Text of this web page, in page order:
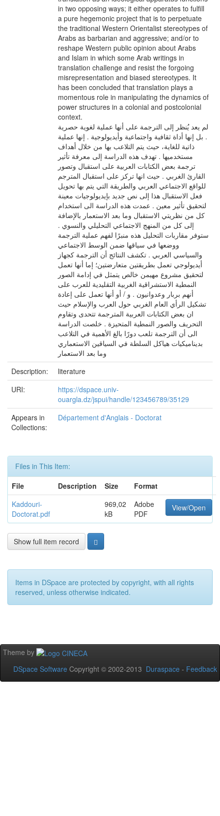
in two opposing ways; it either operates to fulfill
a pure hegemonic project that is to perpetuate
the traditional Western Orientalist stereotypes of
Arabs as barbarian and aggressive; and/or to
reshape Western public opinion about Arabs
and Islam in which some Arab writings in
translation challenge and resist the forgoing
misrepresentation and biased stereotypes. It
has been concluded that translation plays a
momentous role in manipulating the dynamics of
power structures in a colonial and postcolonial
context.
لم يعد يُنظر إلى الترجمة على أنها عملية لغوية حصرية
. بل إنها أداة ثقافية واجتماعية وأيديولوجية . إنها عملية
ذاتية للغاية، حيث يتم التلاعب بها من خلال أهداف
مستخدميها . تهدف هذه الدراسة إلى معرفة تأثير
ترجمة بعض الكتابات العربية على استقبال وتصور
القارئ الغربي . حيث انها تركز على استقبال المترجم
للواقع الاجتماعي العربي والطريقة التي يتم بها تحويل
فعل الاستقبال هذا إلى نص جديد بإيديولوجيات معينة
لتحقيق تأثير معين . عمدت هذه الدراسة الى استخدام
كل من نظريتي الاستقبال وما بعد الاستعمار بالإضافة
إلى كل من المنهج الاجتماعي التحليلي والنسوي .
ستوفر مقاربات التحليل هذه منبرًا لفهم عملية الترجمة
ووضعها في سياقها ضمن الوسط الاجتماعي
والسياسي العربي . تكشف النتائج أن الترجمة كجهاز
أيديولوجي تعمل بطريقتين متعارضتين؛ إما أنها تعمل
لتحقيق مشروع مهيمن خالص يتمثل في إدامة الصور
النمطية الاستشراقية الغربية التقليدية للعرب على
أنهم بربار وعدوانيون . و / أو أنها تعمل على إعادة
تشكيل الرأي العام الغربي حول العرب والإسلام حيث
ان بعض الكتابات العربية المترجمة تتحدى وتقاوم
التحريف والصور النمطية المتحيزة . خلصت الدراسة
الى أن الترجمة تلعب دورًا بالغ الأهمية في التلاعب
بديناميكيات هياكل السلطة في السياقين الاستعماري
وما بعد الاستعمار
Description:
literature
URI:
https://dspace.univ-
ouargla.dz/jspui/handle/123456789/35129
Appears in
Collections:
Département d'Anglais - Doctorat
Files in This Item:
File
Description Size
Format
Kaddouri-
Doctorat.pdf
969,02
kB
Adobe
PDF
View/Open
Show full item record
Items in DSpace are protected by copyright, with all rights
reserved, unless otherwise indicated.
Theme by
DSpace Software Copyright © 2002-2013 Duraspace - Feedback